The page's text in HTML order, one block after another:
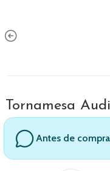
Tornamesa
Antes de